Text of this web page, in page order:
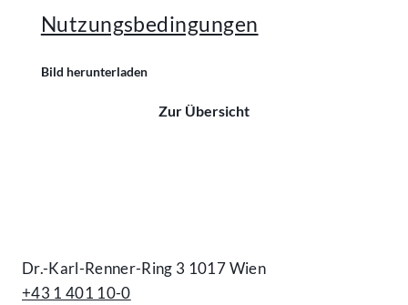
Nutzungsbedingungen
Bild herunterladen
Zur Übersicht
Dr.-Karl-Renner-Ring 3 1017 Wien
+43 1 401 10-0